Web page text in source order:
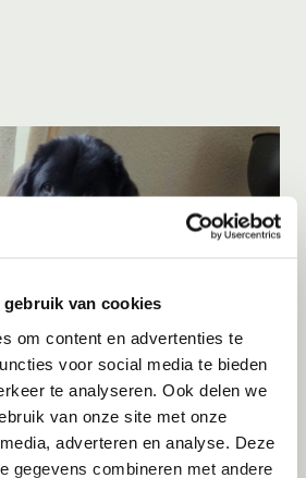
gebruik van cookies
om content en advertenties te
voor social media te bieden
te analyseren. Ook delen we
van onze site met onze
adverteren en analyse. Deze
gegevens combineren met andere